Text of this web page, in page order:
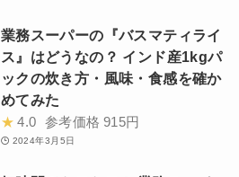
業務スーパーの『バスマティライ
ス』はどうなの？ インド産1kgパ
ックの炊き方・風味・食感を確か
めてみた
★ 4.0 参考価格 915円
2024年3月5日